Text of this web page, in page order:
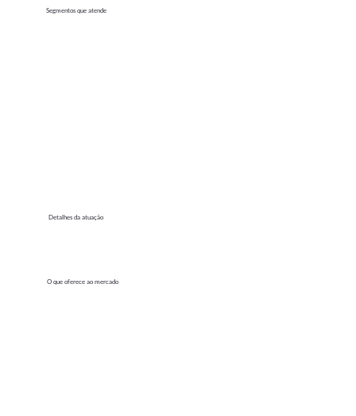
Detalhes da atuação
O que oferece ao mercado
Segmentos que atende